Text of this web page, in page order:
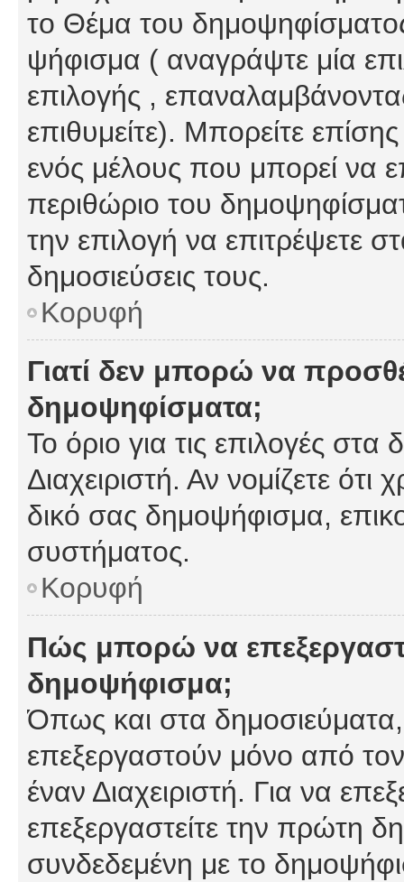
το Θέμα του
ψήφισμα ( αναγράψτε μία
επιλογής ,
επιθυμείτε). Μπορείτε
ενός μέλους που μπορεί να
περιθώριο του
την επιλογή να επιτρέψετε
δημοσιεύσεις τους.
Κορυφή
Γιατί δεν μπορώ να
δημοψηφίσματα;
Το όριο για τις επιλογές
Διαχειριστή. Αν νομίζετε ότι
δικό σας δημοψήφισμα,
συστήματος.
Κορυφή
Πώς μπορώ να
δημοψήφισμα;
Όπως και στα
επεξεργαστούν μόνο από
έναν Διαχειριστή. Για να
επεξεργαστείτε την πρώτη
συνδεδεμένη με το